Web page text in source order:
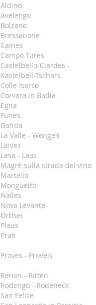
Aldino
Avelengo
Bolzano
Bressanone
Caines
Campo Tures
Castelbello-Ciardes -
Kastelbell-Tschars
Colle Isarco
Corvara in Badia
Egna
Funes
Ganda
La Valle - Wengen
Laives
Lasa - Laas
Magrè sulla strada del vino
Martello
Monguelfo
Nalles
Nova Levante
Ortisei
Plaus
Prati
Proves - Proveis
Renon - Ritten
Rodengo - Rodeneck
San Felice